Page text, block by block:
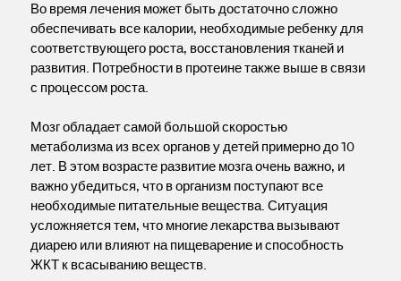
Во время лечения может быть достаточно сложно
обеспечивать все калории, необходимые ребенку для
соответствующего роста, восстановления тканей и
развития. Потребности в протеине также выше в связи
с процессом роста.
Мозг обладает самой большой скоростью
метаболизма из всех органов у детей примерно до 10
лет. В этом возрасте развитие мозга очень важно, и
важно убедиться, что в организм поступают все
необходимые питательные вещества. Ситуация
усложняется тем, что многие лекарства вызывают
диарею или влияют на пищеварение и способность
ЖКТ к всасыванию веществ.